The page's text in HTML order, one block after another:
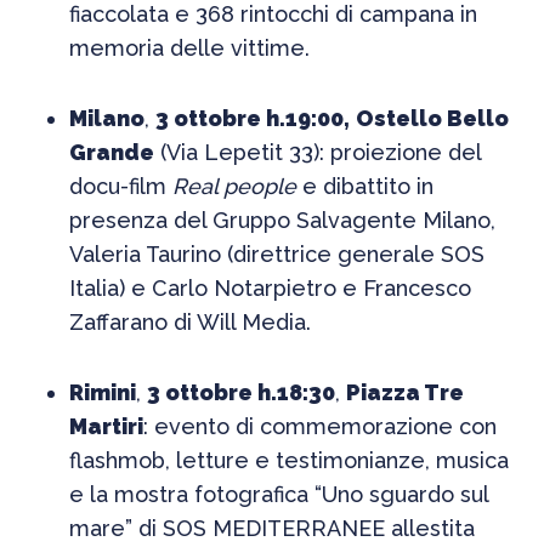
fiaccolata e 368 rintocchi di campana in
memoria delle vittime.
Milano, 3 ottobre h.19:00, Ostello Bello
Grande (Via Lepetit 33): proiezione del
docu-film Real peoplee dibattito in
presenza del Gruppo Salvagente Milano,
Valeria Taurino (direttrice generale SOS
Italia) e Carlo Notarpietro e Francesco
Zaffarano di Will Media.
Rimini, 3 ottobre h.18:30, Piazza Tre
Martiri: evento di commemorazione con
flashmob, letture e testimonianze, musica
e la mostra fotografica “Uno sguardo sul
mare” di SOS MEDITERRANEE allestita